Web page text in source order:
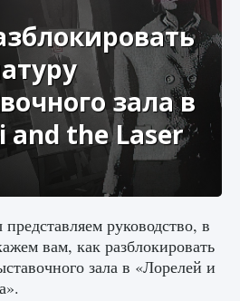
по получению
2 685 1
Palworld «Идет
начать
зала в
and the Laser
руководство, в
вам, как разблокировать
зала в «Лорелей и